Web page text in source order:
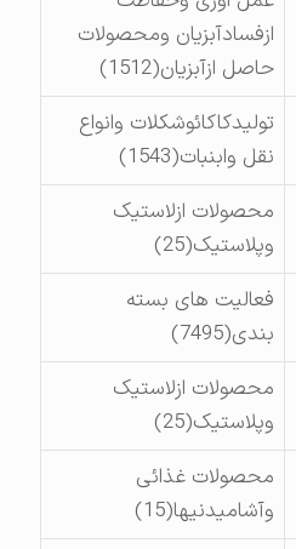
ازفسادآبزیان ومحصولات
حاصل ازآبزیان(1512)
تولیدکاکائوشکلات وانواع
نقل وابنبات(1543)
محصولات ازلاستیک
وپلاستیک(25)
فعالیت های بسته
بندی(7495)
محصولات ازلاستیک
وپلاستیک(25)
محصولات غذائی
وآشامیدنیها(15)